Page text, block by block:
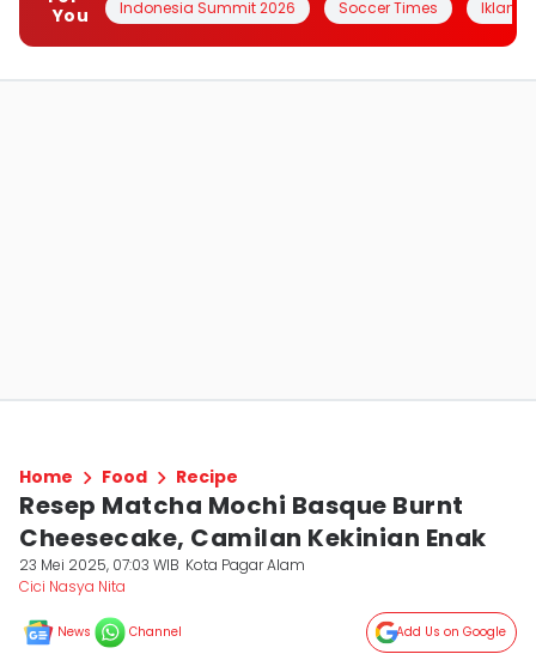
You
Indonesia Summit 2026 Soccer Times Iklanin
Home Food Recipe
Resep Matcha Mochi Basque Burnt
Cheesecake, Camilan Kekinian Enak
23 Mei 2025, 07:03 WIB Kota Pagar Alam
Cici Nasya Nita
News Channel Add Us on Google